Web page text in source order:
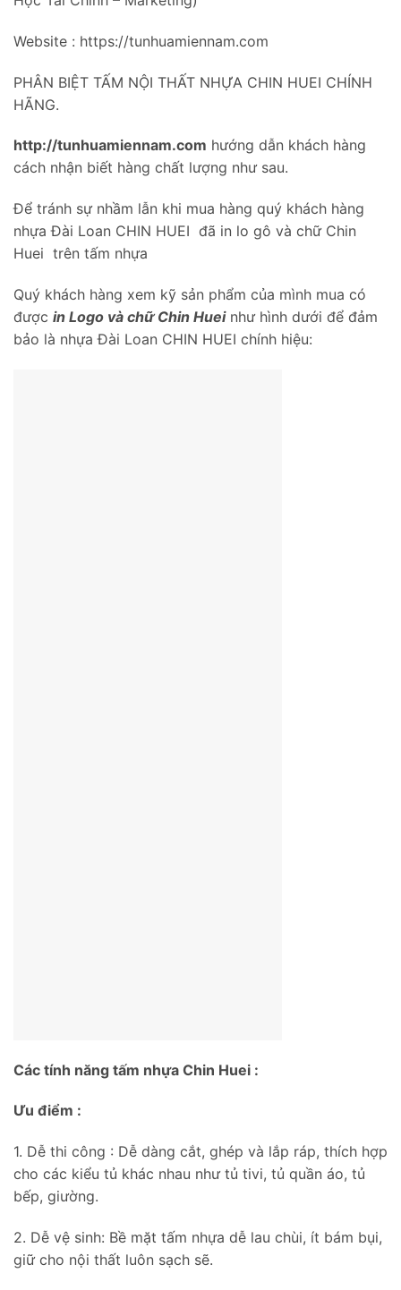
Website : https://tunhuamiennam.com
PHÂN BIỆT TẤM NỘI THẤT NHỰA CHIN HUEI CHÍNH
HÃNG.
http://tunhuamiennam.com hướng dẫn khách hàng
cách nhận biết hàng chất lượng như sau.
Để tránh sự nhầm lẫn khi mua hàng quý khách hàng
nhựa Đài Loan CHIN HUEI đã in lo gô và chữ Chin
Huei trên tấm nhựa
Quý khách hàng xem kỹ sản phẩm của mình mua có
được in Logo và chữ Chin Hueinhư hình dưới để đảm
bảo là nhựa Đài Loan CHIN HUEI chính hiệu:
Các tính năng tấm nhựa Chin Huei :
Ưu điểm :
1. Dễ thi công : Dễ dàng cắt, ghép và lắp ráp, thích hợp
cho các kiểu tủ khác nhau như tủ tivi, tủ quần áo, tủ
bếp, giường.
2. Dễ vệ sinh: Bề mặt tấm nhựa dễ lau chùi, ít bám bụi,
giữ cho nội thất luôn sạch sẽ.